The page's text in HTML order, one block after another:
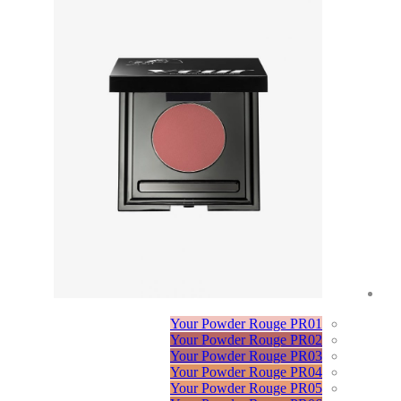
Your Powder Rouge PR01
Your Powder Rouge PR02
Your Powder Rouge PR03
Your Powder Rouge PR04
Your Powder Rouge PR05